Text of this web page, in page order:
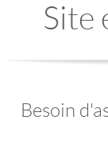
Site
Besoin